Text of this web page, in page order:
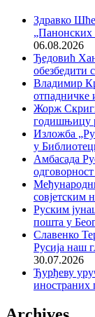
Здравко
„Панонских
06.08.2026
Ђедовић
обезбедити
Владимир
отпадничке
Жорж
годишњицу
Изложба
у
Амбасада
совјетским
Руским
пошта у
Славенко
Русија наш
30.07.2026
Ђурђеву
иностраних